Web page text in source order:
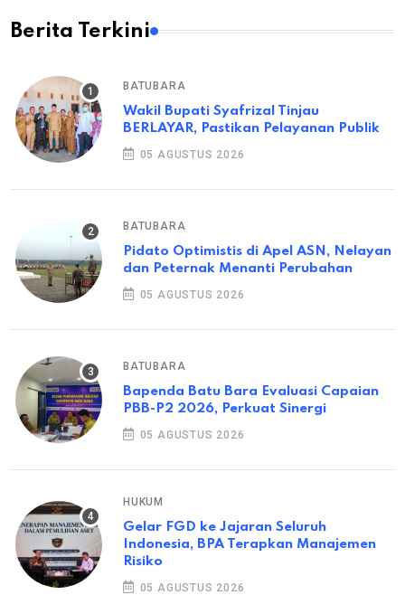
Berita Terkini
BATUBARA
Wakil Bupati Syafrizal Tinjau
BERLAYAR, Pastikan Pelayanan Publik
05 AGUSTUS 2026
BATUBARA
Pidato Optimistis di Apel ASN, Nelayan
dan Peternak Menanti Perubahan
05 AGUSTUS 2026
BATUBARA
Bapenda Batu Bara Evaluasi Capaian
PBB-P2 2026, Perkuat Sinergi
05 AGUSTUS 2026
HUKUM
Gelar FGD ke Jajaran Seluruh
Indonesia, BPA Terapkan Manajemen
Risiko
05 AGUSTUS 2026